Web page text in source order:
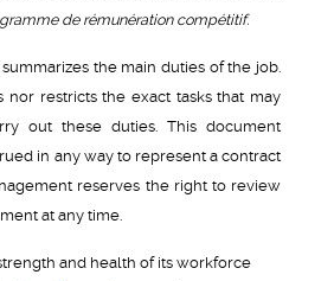
de rémunération compétitif.
the main duties of the job.
nor restricts the exact tasks that may
out these duties. This document
in any way to represent a contract
reserves the right to review
at any time.
and health of its workforce